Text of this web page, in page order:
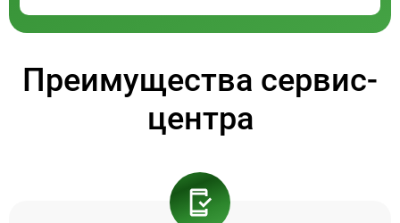
Преимущества сервис-
центра